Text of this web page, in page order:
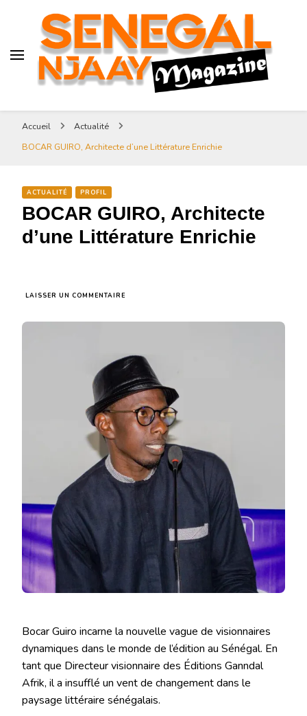
Senegal-njaay.com littérature
Africaine littérature sénégalaise
Art et Culture
Magazine Sénégal Njaay –
Senegal-njaay.com littérature
Africaine littérature
sénégalaise Art et Culture
revue littéraire africaine
Accueil
Actualité
BOCAR GUIRO, Architecte d’une Littérature Enrichie
ACTUALITÉ PROFIL
BOCAR GUIRO, Architecte
d’une Littérature Enrichie
LAISSER UN COMMENTAIRE
ENRICHIE
Bocar Guiro incarne la nouvelle vague de visionnaires
dynamiques dans le monde de l’édition au Sénégal. En
tant que Directeur visionnaire des Éditions Ganndal
Afrik, il a insufflé un vent de changement dans le
paysage littéraire sénégalais.